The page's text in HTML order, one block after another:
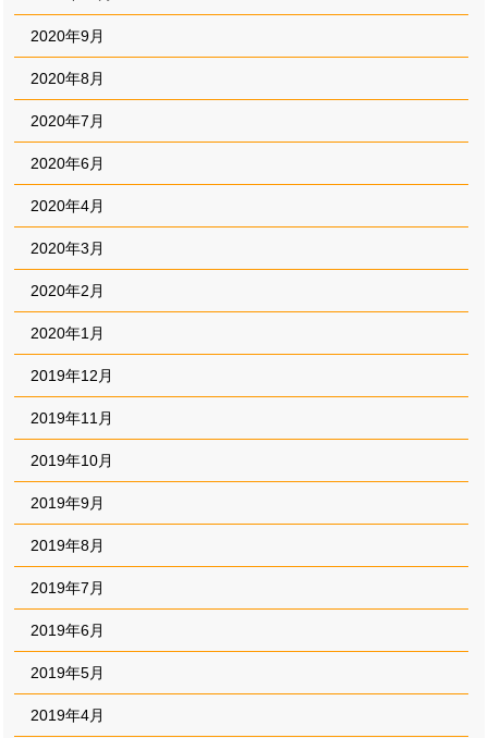
2020年9月
2020年8月
2020年7月
2020年6月
2020年4月
2020年3月
2020年2月
2020年1月
2019年12月
2019年11月
2019年10月
2019年9月
2019年8月
2019年7月
2019年6月
2019年5月
2019年4月